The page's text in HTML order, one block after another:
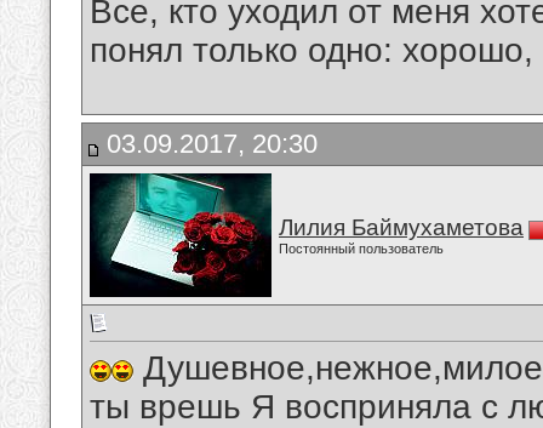
Все, кто уходил от меня
понял только одно:
03.09.2017, 20:30
Лилия Баймухаметова
Постоянный пользователь
ты врешь Я восприняла с